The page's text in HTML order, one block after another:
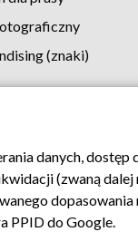
(znaki)
Kontakt
danych, dostęp
(zwaną dalej
PPID do Google.